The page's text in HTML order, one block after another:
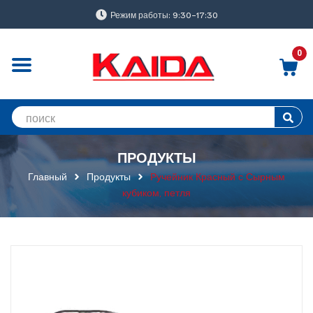
Режим работы: 9:30-17:30
0
ПРОДУКТЫ
Главный Продукты
Ручейник Красный с Сырным
кубиком, петля